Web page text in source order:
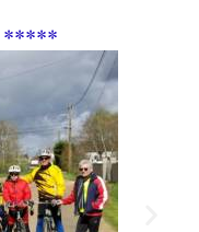
*****